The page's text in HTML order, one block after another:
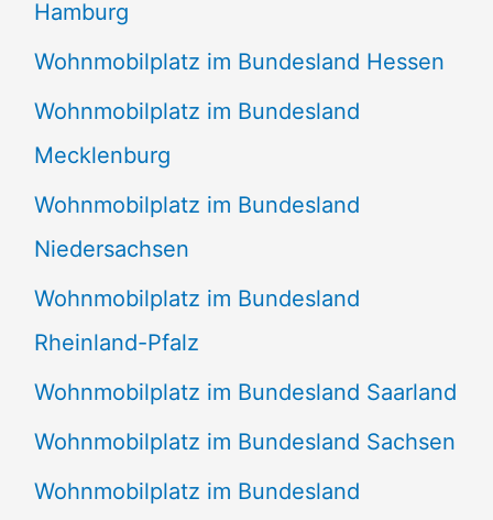
Hamburg
Wohnmobilplatz im Bundesland Hessen
Wohnmobilplatz im Bundesland
Mecklenburg
Wohnmobilplatz im Bundesland
Niedersachsen
Wohnmobilplatz im Bundesland
Rheinland-Pfalz
Wohnmobilplatz im Bundesland Saarland
Wohnmobilplatz im Bundesland Sachsen
Wohnmobilplatz im Bundesland